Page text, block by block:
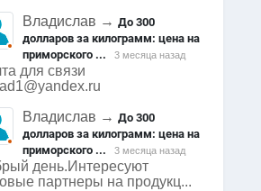
Владислав →До 300
долларов за килограмм: цена на
приморского ...
3 месяца назад
для связи
Владислав →До 300
долларов за килограмм: цена на
приморского ...
3 месяца назад
день.Интересуют
партнеры на продукц...